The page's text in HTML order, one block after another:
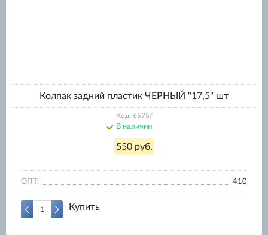
Колпак задний пластик ЧЕРНЫЙ "17,5" шт
Код: 6575/
В наличии
550 руб.
ОПТ: 410
Купить